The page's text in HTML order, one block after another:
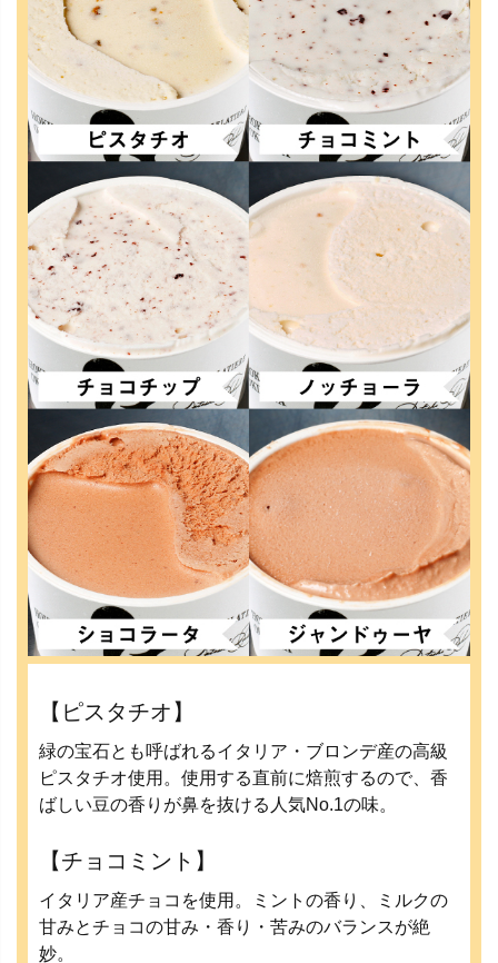
【ピスタチオ】
緑の宝石とも呼ばれるイタリア・ブロンデ産の高級
ピスタチオ使用。使用する直前に焙煎するので、香
ばしい豆の香りが鼻を抜ける人気No.1の味。
【チョコミント】
イタリア産チョコを使用。ミントの香り、ミルクの
甘みとチョコの甘み・香り・苦みのバランスが絶
妙。